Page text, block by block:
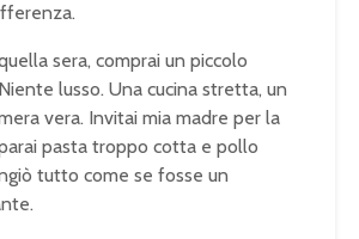
sera, comprai un piccolo
lusso. Una cucina stretta, un
vera. Invitai mia madre per la
pasta troppo cotta e pollo
tutto come se fosse un